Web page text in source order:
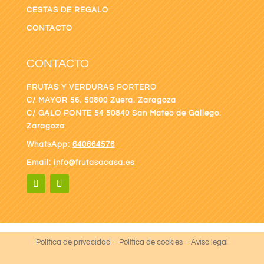
CESTAS DE REGALO
CONTACTO
CONTACTO
FRUTAS Y VERDURAS PORTERO
C/ MAYOR 56. 50800 Zuera. Zaragoza
C/ GALO PONTE 54 50840 San Mateo de Gállego.
Zaragoza
WhatsApp: 640664576
Email: info@frutasacasa.es
Política de privacidad – Política de cookies– Aviso legal